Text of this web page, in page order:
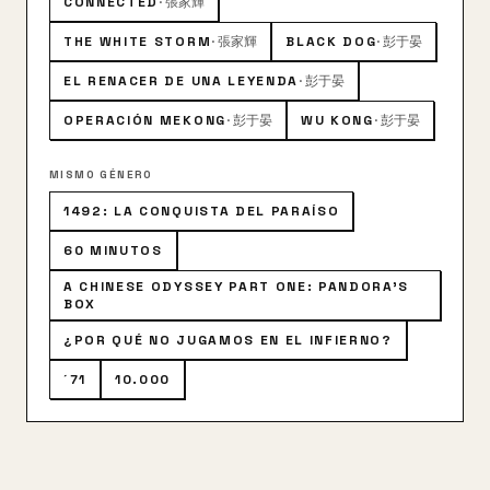
THE WHITE STORM·張家輝 BLACK DOG·彭于晏
EL RENACER DE UNA LEYENDA·彭于晏
OPERACIÓN MEKONG·彭于晏 WU KONG·彭于晏
MISMO GÉNERO
1492: LA CONQUISTA DEL PARAÍSO
60 MINUTOS
A CHINESE ODYSSEY PART ONE: PANDORA'S
BOX
¿POR QUÉ NO JUGAMOS EN EL INFIERNO?
´71 10.000